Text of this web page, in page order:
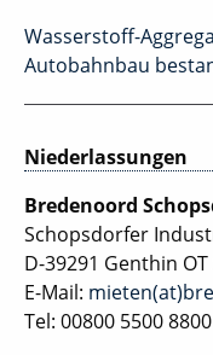
Wasserstoff-
Autobahnbau
Niederlassungen
Bredenoord
Schopsdorfer
D-39291 Genthin
E-Mail:
Tel: 00800 5500 8800